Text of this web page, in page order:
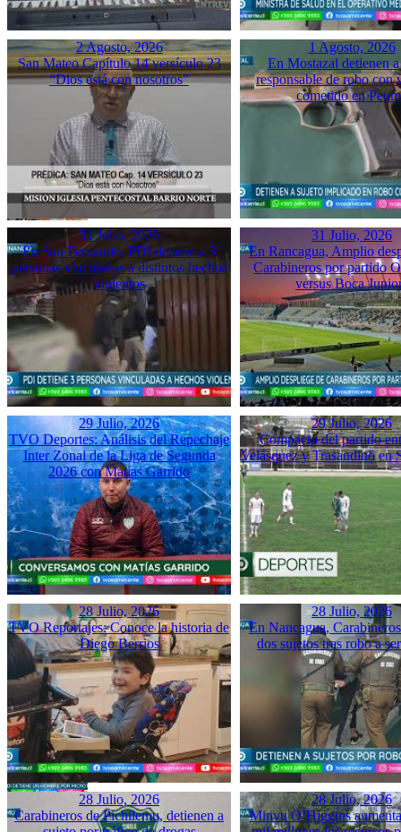
2 Agosto, 2026
San Mateo Capítulo 14 versículo 23
“Dios está con nosotros”
1 Agosto, 2026
En Mostazal detienen
responsable de robo con
cometido en
31 Julio, 2026
En San Fernando, PDI detiene a 3
personas vinculadas a distintos hechos
violentos
31 Julio, 2026
En Rancagua, Amplio
Carabineros por partido
versus Boca
29 Julio, 2026
TVO Deportes: Análisis del Repechaje
Inter Zonal de la Liga de Segunda
2026 con Matías Garrido
29 Julio, 2026
Compacto del partido
Velásquez y Trasandino en
28 Julio, 2026
TVO Reportajes: Conoce la historia de
Diego Berrios
28 Julio, 2026
En Nancagua,
dos sujetos tras robo a
28 Julio, 2026
Carabineros de Pichilemu, detienen a
28 Julio, 2026
Minvu O’Higgins